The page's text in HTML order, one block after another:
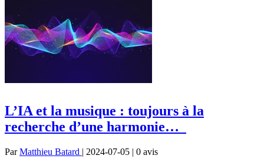
L’IA et la musique : toujours à la
recherche d’une harmonie…
ParMatthieu Batard | 2024-07-05 | 0 avis